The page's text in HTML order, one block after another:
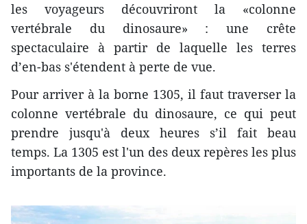
les voyageurs découvriront la «colonne
vertébrale du dinosaure» : une crête
spectaculaire à partir de laquelle les terres
d’en-bas s'étendent à perte de vue.
Pour arriver à la borne 1305, il faut traverser la
colonne vertébrale du dinosaure, ce qui peut
prendre jusqu'à deux heures s’il fait beau
temps. La 1305 est l'un des deux repères les plus
importants de la province.